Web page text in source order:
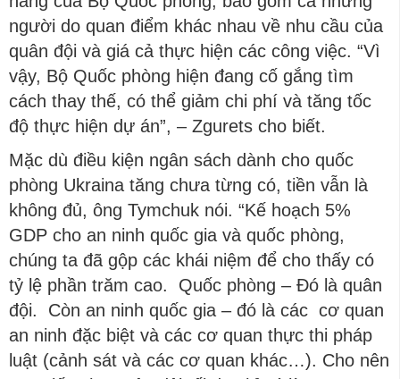
người do quan điểm khác nhau về nhu cầu của
quân đội và giá cả thực hiện các công việc. “Vì
vậy, Bộ Quốc phòng hiện đang cố gắng tìm
cách thay thế, có thể giảm chi phí và tăng tốc
độ thực hiện dự án”, – Zgurets cho biết.
Mặc dù điều kiện ngân sách dành cho quốc
phòng Ukraina tăng chưa từng có, tiền vẫn là
không đủ, ông Tymchuk nói. “Kế hoạch 5%
GDP cho an ninh quốc gia và quốc phòng,
chúng ta đã gộp các khái niệm để cho thấy có
tỷ lệ phần trăm cao. Quốc phòng – Đó là quân
đội. Còn an ninh quốc gia – đó là các cơ quan
an ninh đặc biệt và các cơ quan thực thi pháp
luật (cảnh sát và các cơ quan khác…). Cho nên